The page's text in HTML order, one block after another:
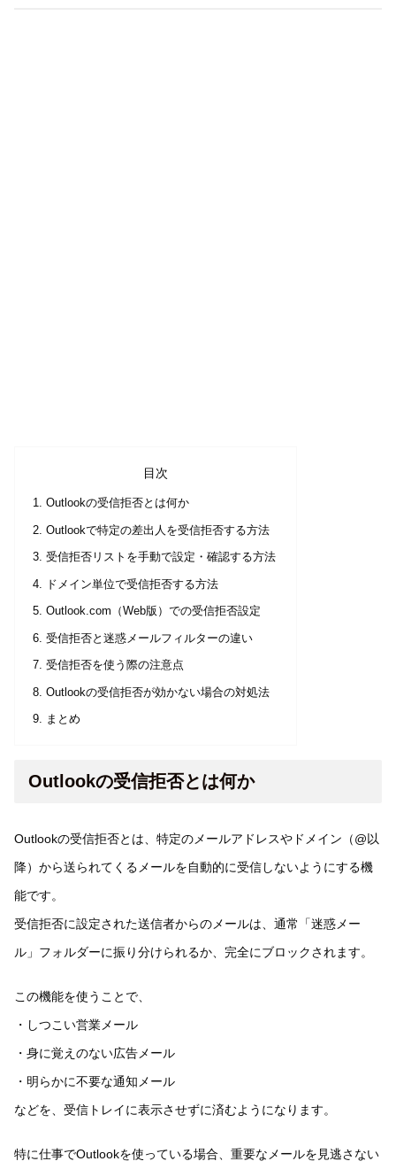
目次
Outlookの受信拒否とは何か
Outlookで特定の差出人を受信拒否する方法
受信拒否リストを手動で設定・確認する方法
ドメイン単位で受信拒否する方法
Outlook.com（Web版）での受信拒否設定
受信拒否と迷惑メールフィルターの違い
受信拒否を使う際の注意点
Outlookの受信拒否が効かない場合の対処法
まとめ
Outlookの受信拒否とは何か
Outlookの受信拒否とは、特定のメールアドレスやドメイン（@以
降）から送られてくるメールを自動的に受信しないようにする機
能です。
受信拒否に設定された送信者からのメールは、通常「迷惑メー
ル」フォルダーに振り分けられるか、完全にブロックされます。
この機能を使うことで、
・しつこい営業メール
・身に覚えのない広告メール
・明らかに不要な通知メール
などを、受信トレイに表示させずに済むようになります。
特に仕事でOutlookを使っている場合、重要なメールを見逃さない